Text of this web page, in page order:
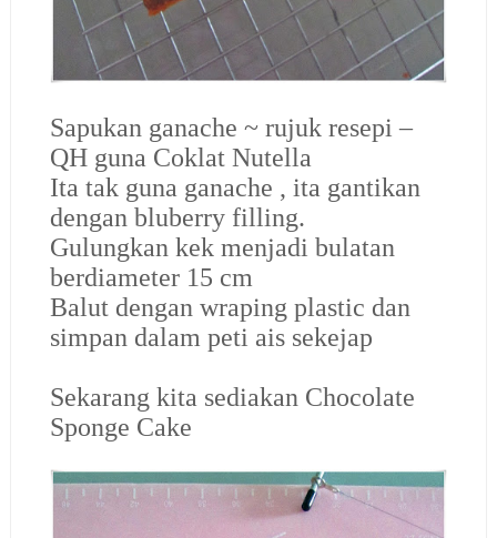
Sapukan ganache ~ rujuk resepi –
QH guna Coklat Nutella
Ita tak guna ganache , ita gantikan
dengan bluberry filling.
Gulungkan kek menjadi bulatan
berdiameter 15 cm
Balut dengan wraping plastic dan
simpan dalam peti ais sekejap
Sekarang kita sediakan Chocolate
Sponge Cake